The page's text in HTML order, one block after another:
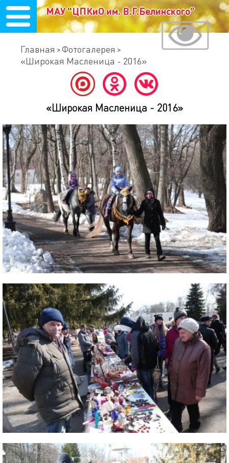
МАУ "ЦПКиО им. В.Г.Белинского"
Главная
Фотогалерея
«Широкая Масленица - 2016»
«Широкая Масленица - 2016»